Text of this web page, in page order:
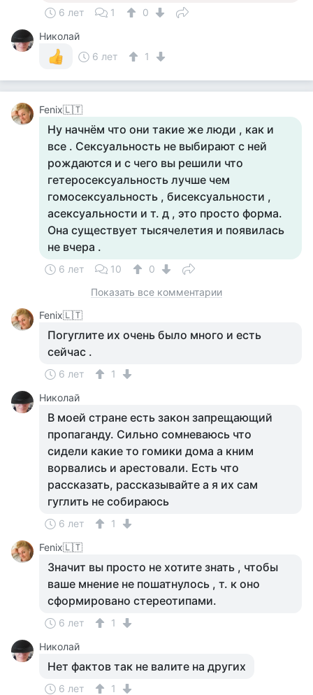
6 лет 1
0
Николай
6 лет
1
Fenix🇱🇹
Ну начнём что они такие же люди , как и
все . Сексуальность не выбирают с ней
рождаются и с чего вы решили что
гетеросексуальность лучше чем
гомосексуальность , бисексуальности ,
асексуальности и т. д , это просто форма.
Она существует тысячелетия и появилась
не вчера .
6 лет 10
0
Показать все комментарии
Fenix🇱🇹
Погуглите их очень было много и есть
сейчас .
6 лет
1
Николай
В моей стране есть закон запрещающий
пропаганду. Сильно сомневаюсь что
сидели какие то гомики дома а кним
ворвались и арестовали. Есть что
рассказать, рассказывайте а я их сам
гуглить не собираюсь
6 лет
1
Fenix🇱🇹
Значит вы просто не хотите знать , чтобы
ваше мнение не пошатнулось , т. к оно
сформировано стереотипами.
6 лет
1
Николай
Нет фактов так не валите на других
6 лет
1